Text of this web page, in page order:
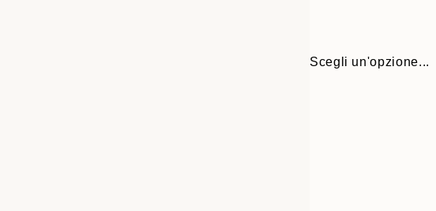
Scegli un'opzione...